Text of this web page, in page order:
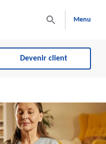
Menu
Devenir client